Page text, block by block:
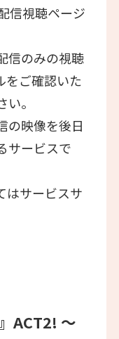
信視聴ページ
信のみの視聴
をご確認いた
。
の映像を後日
サービスで
はサービスサ
ACT2! ～